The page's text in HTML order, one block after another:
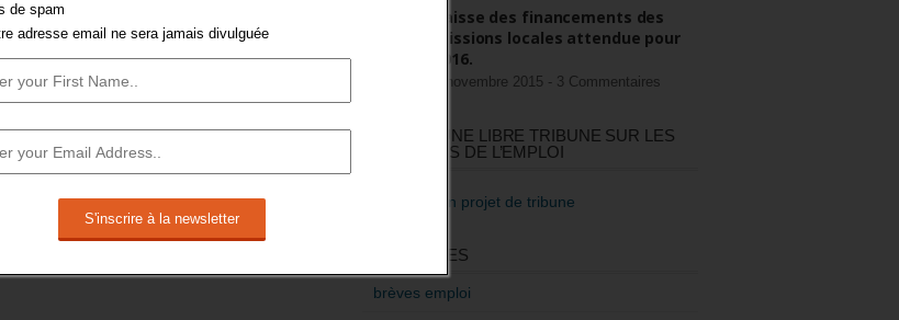
de spam
adresse email ne sera jamais divulguée
Baisse des financements des
missions locales attendue pour
2016.
3 novembre 2015 - 3 Commentaires
RÉDIGEZ UNE LIBRE TRIBUNE SUR LES
POLITIQUES DE L’EMPLOI
>Décrire mon projet de tribune
CATÉGORIES
brèves emploi